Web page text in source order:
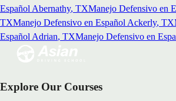
Español Abernathy, TXManejo Defensivo en
TXManejo Defensivo en Español Ackerly, TX
Español Adrian, TXManejo Defensivo en
Explore Our Courses